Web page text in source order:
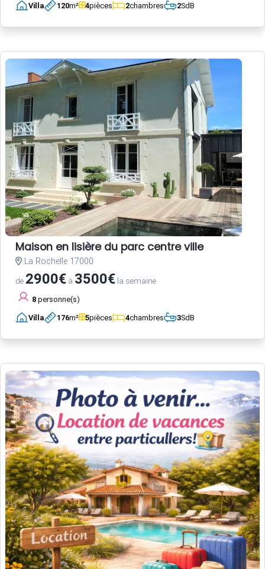
Villa 120m² 4pièces 2chambres 2SdB
Maison en lisière du parc centre ville
La Rochelle 17000
de 2900€ à 3500€ la semaine
8 personne(s)
Villa 176m² 5pièces 4chambres 3SdB